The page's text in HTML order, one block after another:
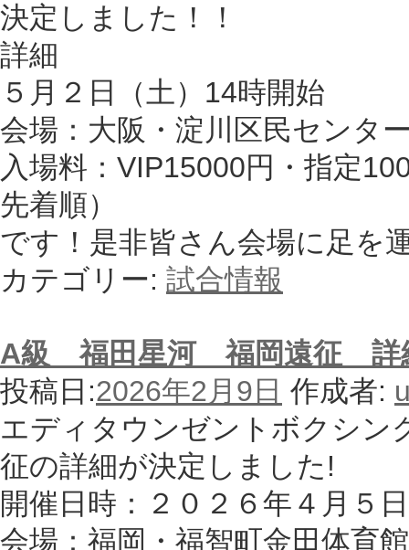
決定しました！！
詳細
５月２日（土）14時開始
会場：大阪・淀川区民センタ
入場料：VIP15000円・指定
先着順）
です！是非皆さん会場に足を
カテゴリー: 試合情報
A級 福田星河 福岡遠征 詳
投稿日:2026年2月9日 作成者:
エディタウンゼントボクシン
征の詳細が決定しました!
開催日時：２０２６年４月５
会場：福岡・福智町金田体育館